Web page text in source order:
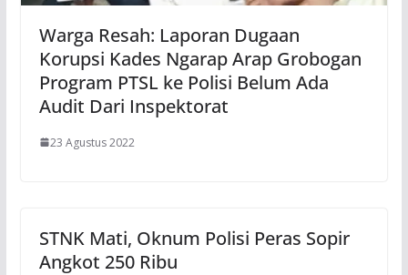
Warga Resah: Laporan Dugaan
Korupsi Kades Ngarap Arap Grobogan
Program PTSL ke Polisi Belum Ada
Audit Dari Inspektorat
23 Agustus 2022
STNK Mati, Oknum Polisi Peras Sopir
Angkot 250 Ribu